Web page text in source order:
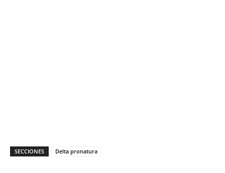
SECCIONES Delta pronatura